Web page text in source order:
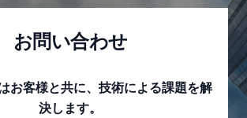
お問い合わせ
お客様と共に、技術による課題を解
決します。